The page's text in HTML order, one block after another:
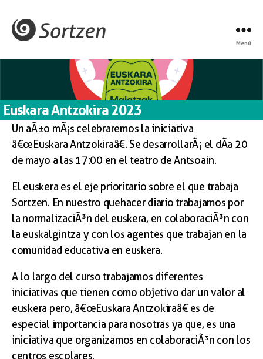
Menú
Euskara Antzokira 2023
Un aÃ±o mÃ¡s celebraremos la iniciativa
â€œEuskara Antzokiraâ€. Se desarrollarÃ¡ el dÃ­a 20
de mayo a las 17:00 en el teatro de Antsoain.
El euskera es el eje prioritario sobre el que trabaja
Sortzen. En nuestro quehacer diario trabajamos por
la normalizaciÃ³n del euskera, en colaboraciÃ³n con
la euskalgintza y con los agentes que trabajan en la
comunidad educativa en euskera.
A lo largo del curso trabajamos diferentes
iniciativas que tienen como objetivo dar un valor al
euskera pero, â€œEuskara Antzokiraâ€ es de
especial importancia para nosotras ya que, es una
iniciativa que organizamos en colaboraciÃ³n con los
centros escolares.